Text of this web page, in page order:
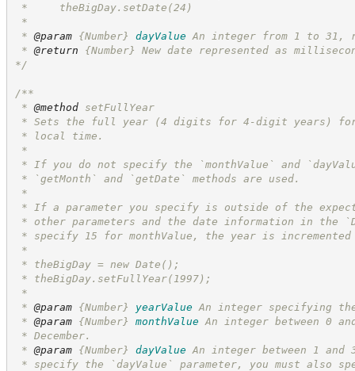
*     theBigDay.setDate(24)
*
* @param {Number} dayValue An integer from 1 to 31,
* @return {Number}
New date represented as
*/
/**
* @method setFullYear
* Sets the full year (4 digits for 4-digit years) for
* local time.
*
* If you do not specify the `monthValue` and
* `getMonth` and `getDate` methods are used.
*
* If a parameter you specify is outside of the
* other parameters and the date information in the
* specify 15 for monthValue, the year is
*
* theBigDay = new Date();
* theBigDay.setFullYear(1997);
*
* @param {Number} yearValue An integer specifying
* @param {Number} monthValue An integer between 0
* December.
* @param {Number} dayValue An integer between 1
* specify the `dayValue` parameter, you must also